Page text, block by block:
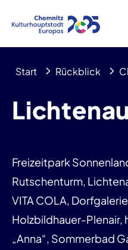
Start Rückblick
Lichtenau
Freizeitpark
Rutschenturm,
VITA COLA,
Holzbildhauer-Plenair,
„Anna“, Sommerbad